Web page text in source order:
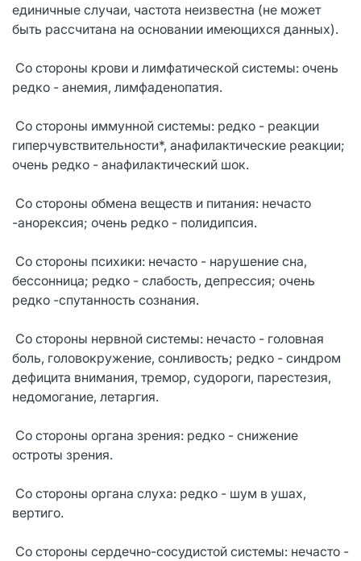
единичные случаи, частота неизвестна (не может
быть рассчитана на основании имеющихся данных).
Со стороны крови и лимфатической системы: очень
редко - анемия, лимфаденопатия.
Со стороны иммунной системы: редко - реакции
гиперчувствительности*, анафилактические реакции;
очень редко - анафилактический шок.
Со стороны обмена веществ и питания: нечасто
-анорексия; очень редко - полидипсия.
Со стороны психики: нечасто - нарушение сна,
бессонница; редко - слабость, депрессия; очень
редко -спутанность сознания.
Со стороны нервной системы: нечасто - головная
боль, головокружение, сонливость; редко - синдром
дефицита внимания, тремор, судороги, парестезия,
недомогание, летаргия.
Со стороны органа зрения: редко - снижение
остроты зрения.
Со стороны органа слуха: редко - шум в ушах,
вертиго.
Со стороны сердечно-сосудистой системы: нечасто -